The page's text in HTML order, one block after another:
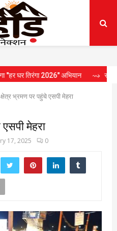
2026" अभियान ⇝ राष्ट्रीय
भ्रमण पर पहुंचे एसपी मेहरा
मेहरा
17, 2025 0